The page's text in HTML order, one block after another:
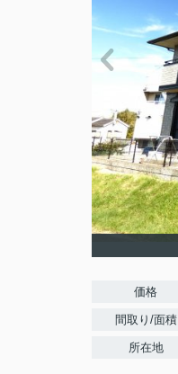
価格
間取り/面積
所在地